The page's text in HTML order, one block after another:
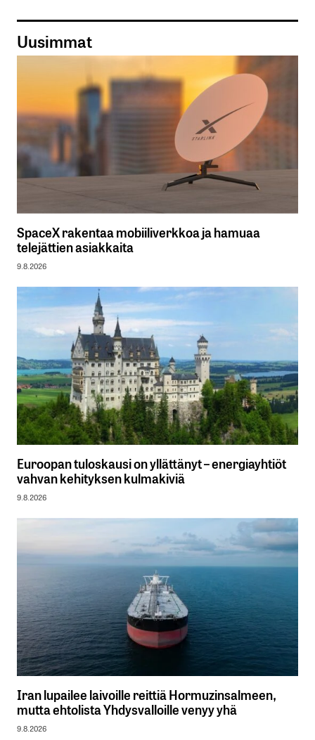
Uusimmat
SpaceX rakentaa mobiiliverkkoa ja hamuaa
telejättien asiakkaita
9.8.2026
Euroopan tuloskausi on yllättänyt – energiayhtiöt
vahvan kehityksen kulmakiviä
9.8.2026
Iran lupailee laivoille reittiä Hormuzinsalmeen,
mutta ehtolista Yhdysvalloille venyy yhä
9.8.2026